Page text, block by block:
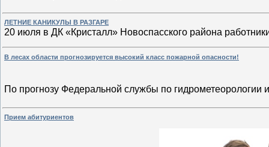
ЛЕТНИЕ КАНИКУЛЫ В РАЗГАРЕ
20 июля в ДК «Кристалл» Новоспасского района
В лесах области прогнозируется высокий класс пожарной опасности!
По прогнозу Федеральной службы по гидрометеорологии
Прием абитуриентов